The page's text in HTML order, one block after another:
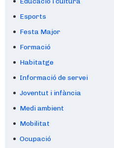
Esports
Festa Major
Formació
Habitatge
Informació de servei
Joventut i infància
Medi ambient
Mobilitat
Ocupació